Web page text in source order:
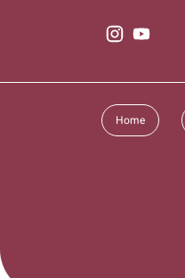
Home